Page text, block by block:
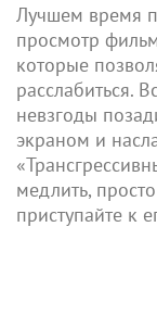
Лучшем время
просмотр
которые
расслабиться.
невзгоды
экраном и
медлить,
приступайте к